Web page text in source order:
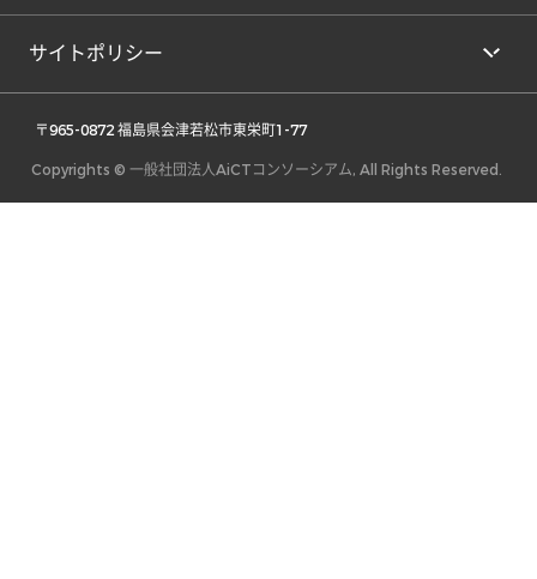
サイトポリシー
〒965-0872 福島県会津若松市東栄町1-77
Copyrights © 一般社団法人AiCTコンソーシアム, All Rights Reserved.